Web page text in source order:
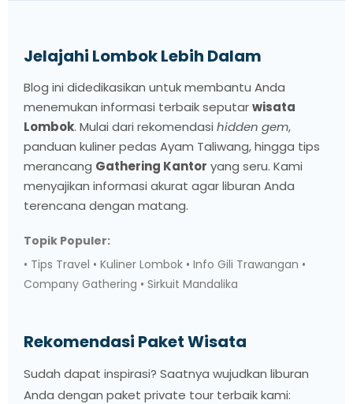
Jelajahi Lombok Lebih Dalam
Blog ini didedikasikan untuk membantu Anda
menemukan informasi terbaik seputarwisata
Lombok. Mulai dari rekomendasi hidden gem,
panduan kuliner pedas Ayam Taliwang, hingga tips
merancang Gathering Kantor yang seru. Kami
menyajikan informasi akurat agar liburan Anda
terencana dengan matang.
Topik Populer:
• Tips Travel • Kuliner Lombok • Info Gili Trawangan •
Company Gathering • Sirkuit Mandalika
Rekomendasi Paket Wisata
Sudah dapat inspirasi? Saatnya wujudkan liburan
Anda dengan paket private tour terbaik kami: